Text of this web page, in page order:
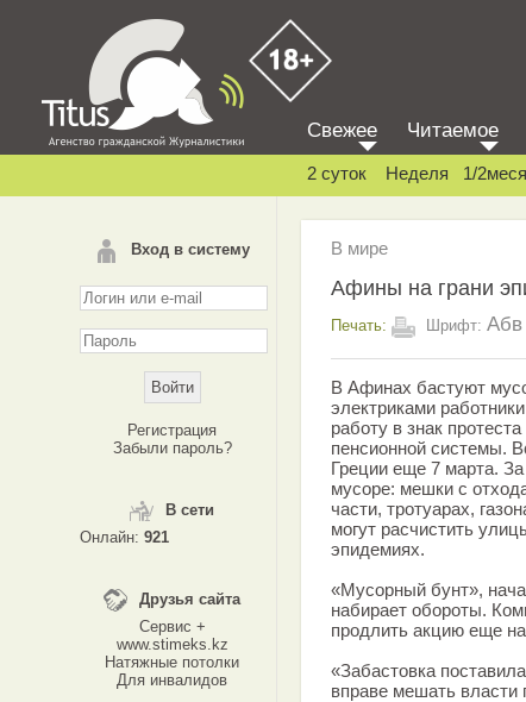
Вход в систему
Регистрация
Забыли пароль?
В сети
Онлайн: 921
Друзья сайта
Сервис +
www.stimeks.kz
Натяжные потолки
Для инвалидов
Свежее Читаемое
2 суток Неделя 1/
В мире
Афины на грани
Печать: Шрифт: Абв
В Афинах бастуют
электриками
работу в знак
пенсионной системы.
Греции еще 7 марта.
мусоре: мешки с
части, тротуарах,
могут расчистить
эпидемиях.
«Мусорный бунт»,
набирает обороты.
продлить акцию еще
«Забастовка
вправе мешать власти